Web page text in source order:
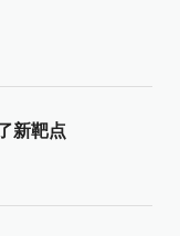
新靶点